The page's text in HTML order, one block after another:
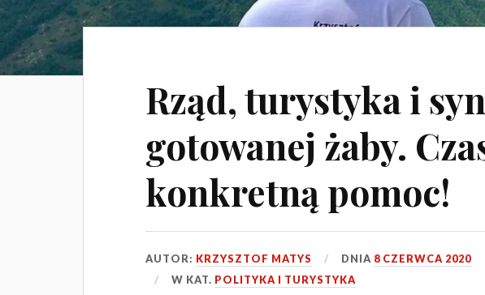
Rząd, turystyka i
gotowanej żaby.
konkretną pomoc!
AUTOR: KRZYSZTOF MATYS DNIA 8 CZERWCA 2020
W KAT. POLITYKA I TURYSTYKA